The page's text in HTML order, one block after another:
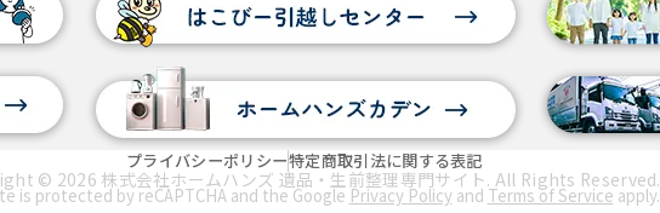
プライバシーポリシー特定商取引法に関する表記
© 2026 株式会社ホームハンズ 遺品・生前整理専門サイト. All Rights Reserved.
is protected by reCAPTCHA and the Google Privacy Policyand Terms of Service apply.